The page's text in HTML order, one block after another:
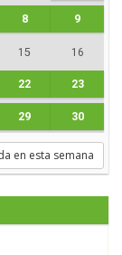
8 9
15 16
22 23
29 30
en esta semana